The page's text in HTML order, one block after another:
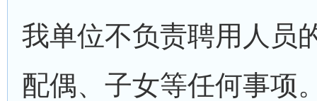
我单位不负责聘用人员
配偶、子女等任何事项